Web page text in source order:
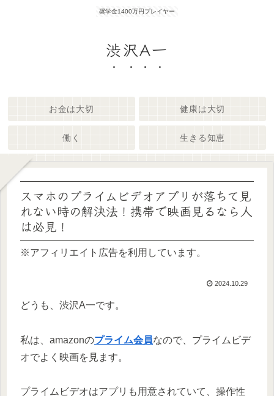
奨学金1400万円プレイヤー
渋沢A一
お金は大切 健康は大切
働く 生きる知恵
スマホのプライムビデオアプリが落ちて見
れない時の解決法！携帯で映画見るなら人
は必見！
※アフィリエイト広告を利用しています。
2024.10.29
どうも、渋沢A一です。
私は、amazonのプライム会員なので、プライムビデ
オでよく映画を見ます。
プライムビデオはアプリも用意されていて、操作性